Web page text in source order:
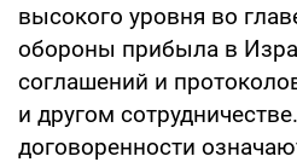
высокого уровня во
обороны прибыла в
соглашений и
и другом
договоренности